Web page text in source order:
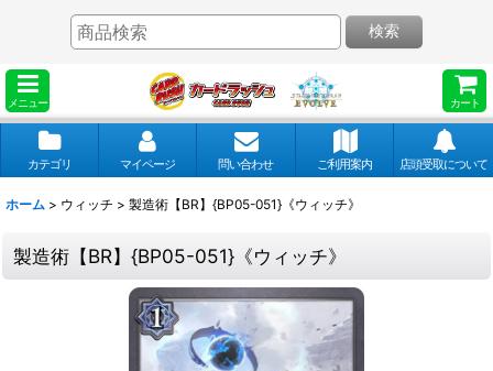
メニュー カート
検索
カテゴリ マイページ 問い合わせ ご利用案内 店頭受取について
ホーム > ウィッチ > 製造術【BR】{BP05-051}《ウィッチ》
製造術【BR】{BP05-051}《ウィッチ》